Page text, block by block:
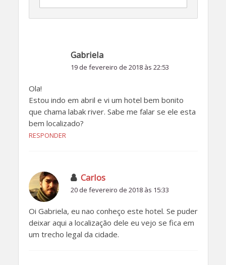
Gabriela
19 de fevereiro de 2018 às 22:53
Ola!
Estou indo em abril e vi um hotel bem bonito
que chama labak river. Sabe me falar se ele esta
bem localizado?
RESPONDER
Carlos
20 de fevereiro de 2018 às 15:33
Oi Gabriela, eu nao conheço este hotel. Se puder
deixar aqui a localização dele eu vejo se fica em
um trecho legal da cidade.